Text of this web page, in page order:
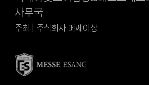
사무국
주최 | 주식회사 메쎄이상